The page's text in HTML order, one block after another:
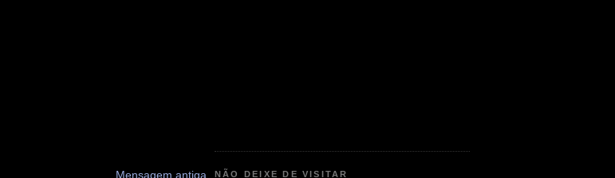
Mensagem antiga NÃO DEIXE DE VISITAR